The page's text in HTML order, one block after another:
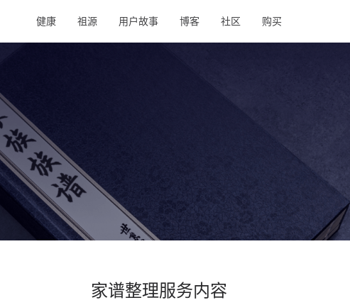
健康 祖源 用户故事 博客 社区 购买
家谱整理服务内容